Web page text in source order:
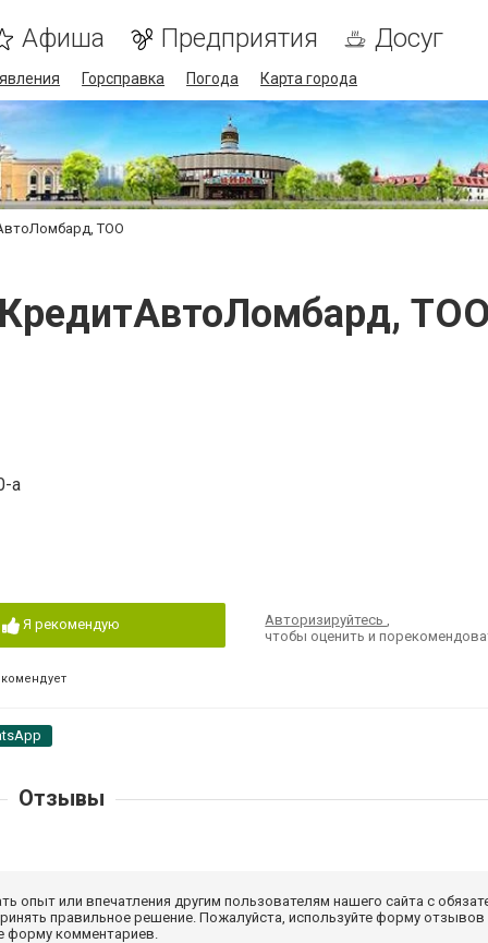
Афиша Предприятия Досуг
Горсправка Погода Карта города
ТОО
а
Я рекомендую Авторизируйтесь,
чтобы оценить и
Отзывы
опыт или впечатления другим пользователям нашего сайта с
правильное решение. Пожалуйста, используйте форму отзывов
форму комментариев.